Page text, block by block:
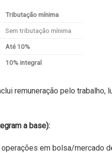
Tributação mínima
Sem tributação mínima
Até 10%
10% integral
remuneração pelo trabalho,
a base):
em bolsa/mercado